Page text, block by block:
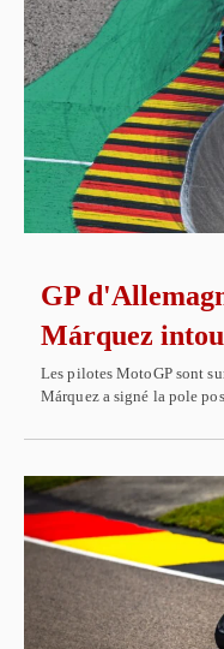
GP
Márquez
Les pilotes MotoGP sont
Márquez a signé la pole